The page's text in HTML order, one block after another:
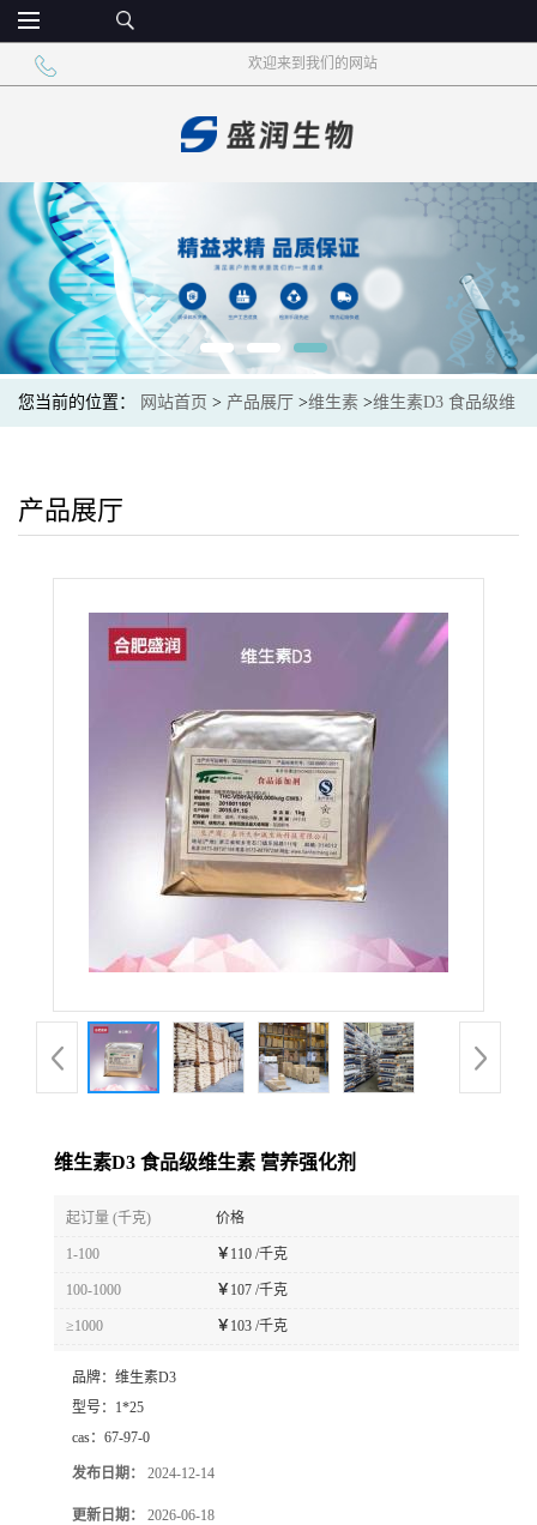
欢迎来到我们的网站
您当前的位置： 网站首页 > 产品展厅 >维生素 >维生素D3 食品级维
产品展厅
维生素D3 食品级维生素 营养强化剂
起订量 (千克) 价格
1-100 ￥ 110 /千克
100-1000 ￥ 107 /千克
≥1000 ￥ 103 /千克
品牌： 维生素D3
型号： 1*25
cas： 67-97-0
发布日期： 2024-12-14
更新日期： 2026-06-18